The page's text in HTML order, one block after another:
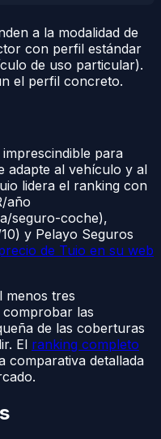
a la modalidad de
con perfil estándar
de uso particular).
el perfil concreto.
para
adapte al vehículo y al
lidera el ranking con
año
seguro-coche),
y Pelayo Seguros
de Tuio en su web
menos tres
las
de las coberturas
El ranking completo
comparativa detallada